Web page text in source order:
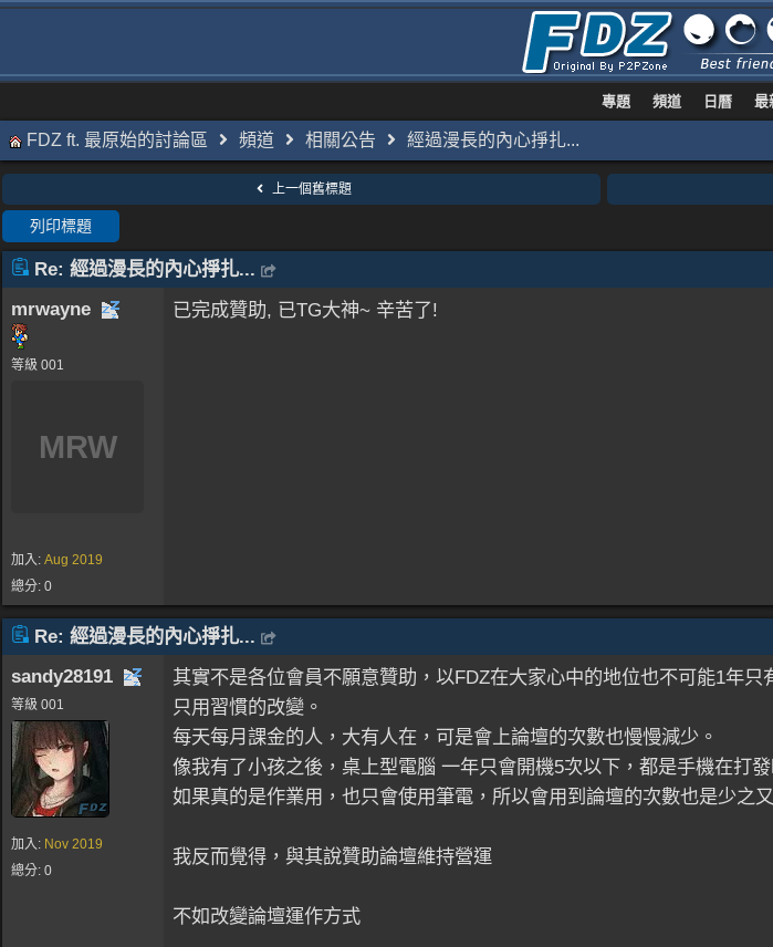
專題 頻道 日曆 最
FDZ ft. 最原始的討論區 頻道 相關公告 經過漫長的內心掙扎...
上一個舊標題
列印標題
Re: 經過漫長的內心掙扎...
mrwayne
等級 001
MRW
加入: Aug 2019
總分: 0
已完成贊助, 已TG大神~ 辛苦了!
Re: 經過漫長的內心掙扎...
sandy28191
等級 001
加入: Nov 2019
總分: 0
其實不是各位會員不願意贊助，以FDZ在大家心中的地位也不可能1年
只用習慣的改變。
每天每月課金的人，大有人在，可是會上論壇的次數也慢慢減少。
像我有了小孩之後，桌上型電腦 一年只會開機5次以下，都是手機在打發
如果真的是作業用，也只會使用筆電，所以會用到論壇的次數也是少之
我反而覺得，與其說贊助論壇維持營運
不如改變論壇運作方式